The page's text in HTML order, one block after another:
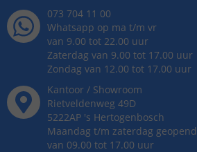
073 704 11 00
Whatsapp op ma t/m vr
van 9.00 tot 22.00 uur
Zaterdag van 9.00 tot 17.00 uur
Zondag van 12.00 tot 17.00 uur
Kantoor / Showroom
Rietveldenweg 49D
5222AP 's Hertogenbosch
Maandag t/m zaterdag geopend
van 09.00 tot 17.00 uur